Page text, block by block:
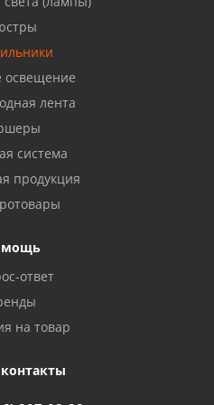
24
55
28
ТЦ "Акчарлак"
13
освещение
лента
система
продукция
ответ
на товар